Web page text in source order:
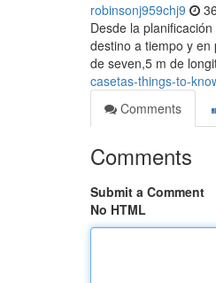
robinsonj959chj9
Desde la
destino a tiempo y
de seven,5 m de
casetas-things-to-
Comments
Comments
Submit a Comment
No HTML